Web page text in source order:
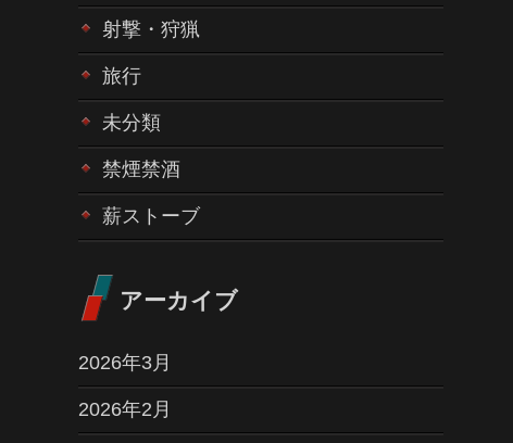
射撃・狩猟
旅行
未分類
禁煙禁酒
薪ストーブ
アーカイブ
2026年3月
2026年2月